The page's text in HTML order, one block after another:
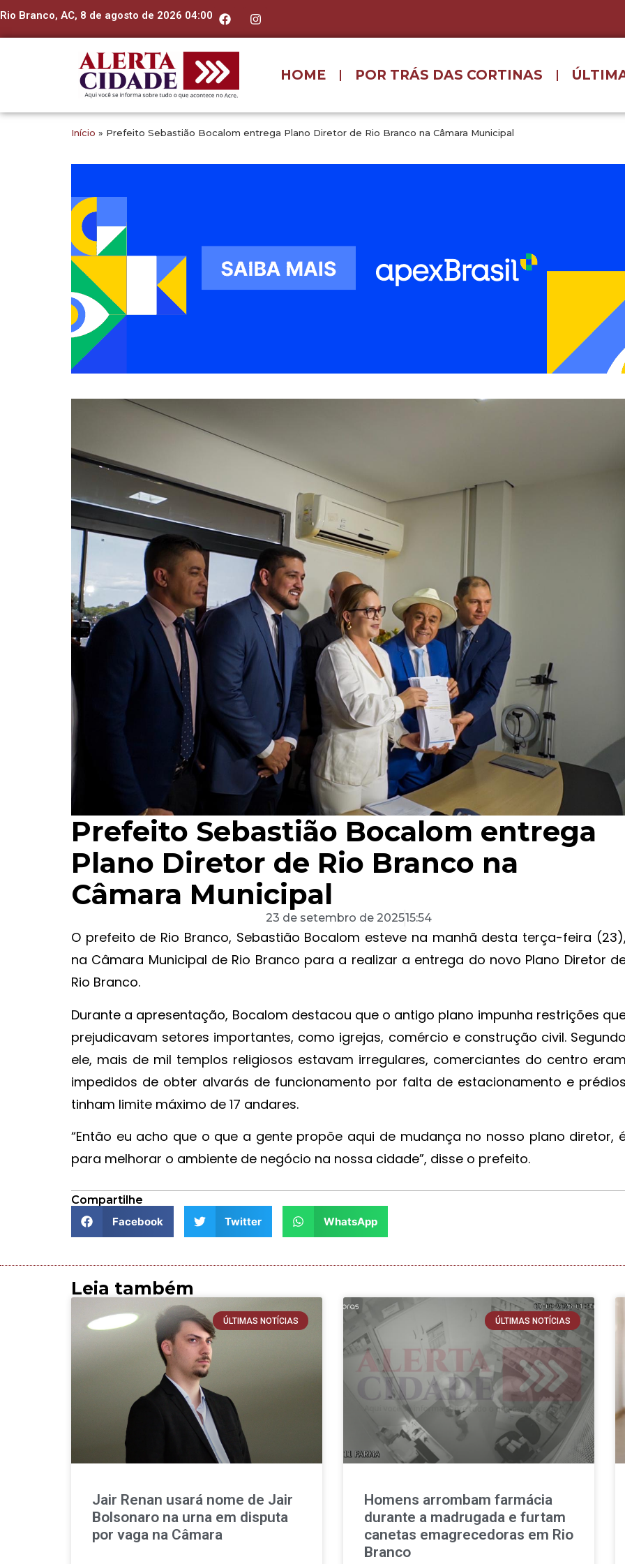
Rio Branco, AC, 8 de agosto de 2026 04:00
HOME POR TRÁS DAS CORTINAS
Início » Prefeito Sebastião Bocalom entrega Plano Diretor de Rio Branco na Câmara Municipal
Prefeito Sebastião Bocalom entrega
Plano Diretor de Rio Branco na
Câmara Municipal
23 de setembro de 202515:54
O prefeito de Rio Branco, Sebastião Bocalom esteve na manhã desta terça-feira
na Câmara Municipal de Rio Branco para a realizar a entrega do novo Plano Diretor
Rio Branco.
Durante a apresentação, Bocalom destacou que o antigo plano impunha restrições
prejudicavam setores importantes, como igrejas, comércio e construção civil.
ele, mais de mil templos religiosos estavam irregulares, comerciantes do centro
impedidos de obter alvarás de funcionamento por falta de estacionamento e
tinham limite máximo de 17 andares.
“Então eu acho que o que a gente propõe aqui de mudança no nosso plano diretor,
para melhorar o ambiente de negócio na nossa cidade”, disse o prefeito.
Compartilhe
Facebook
Twitter WhatsApp
Leia também
ÚLTIMAS NOTÍCIAS
Jair Renan usará nome de Jair
Bolsonaro na urna em disputa
por vaga na Câmara
ÚLTIMAS NOTÍCIAS
Homens arrombam farmácia
durante a madrugada e furtam
canetas emagrecedoras em Rio
Branco